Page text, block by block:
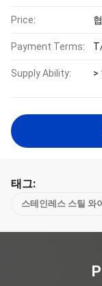
Price:
Payment Terms:
Supply Ability: >
태그:
스테인레스 스틸 와